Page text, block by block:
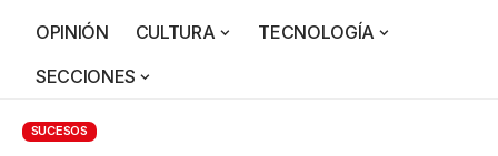
OPINIÓN
CULTURA
TECNOLOGÍA
SECCIONES
SUCESOS